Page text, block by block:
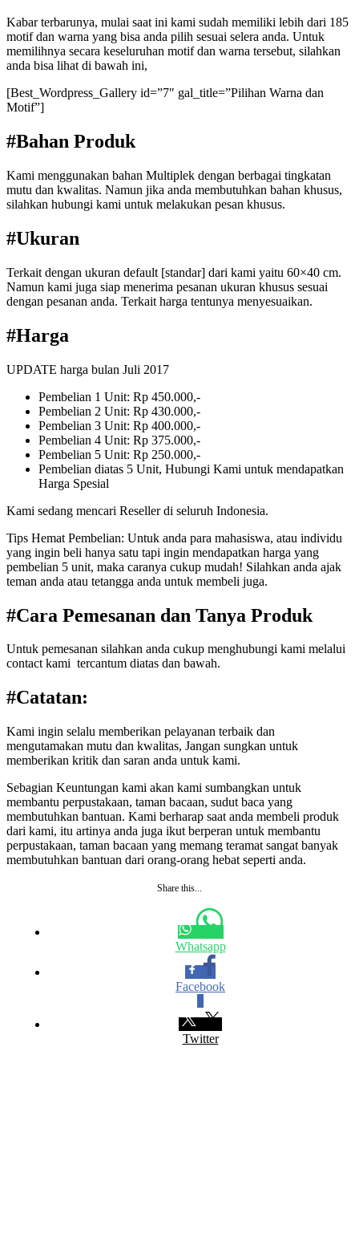
Kabar terbarunya, mulai saat ini kami sudah memiliki lebih dari 185
motif dan warna yang bisa anda pilih sesuai selera anda. Untuk
memilihnya secara keseluruhan motif dan warna tersebut, silahkan
anda bisa lihat di bawah ini,
[Best_Wordpress_Gallery id=”7″ gal_title=”Pilihan Warna dan
Motif”]
#Bahan Produk
Kami menggunakan bahan Multiplek dengan berbagai tingkatan
mutu dan kwalitas. Namun jika anda membutuhkan bahan khusus,
silahkan hubungi kami untuk melakukan pesan khusus.
#Ukuran
Terkait dengan ukuran default [standar] dari kami yaitu 60×40 cm.
Namun kami juga siap menerima pesanan ukuran khusus sesuai
dengan pesanan anda. Terkait harga tentunya menyesuaikan.
#Harga
UPDATE harga bulan Juli 2017
Pembelian 1 Unit: Rp 450.000,-
Pembelian 2 Unit: Rp 430.000,-
Pembelian 3 Unit: Rp 400.000,-
Pembelian 4 Unit: Rp 375.000,-
Pembelian 5 Unit: Rp 250.000,-
Pembelian diatas 5 Unit, Hubungi Kami untuk mendapatkan
Harga Spesial
Kami sedang mencari Reseller di seluruh Indonesia.
Tips Hemat Pembelian: Untuk anda para mahasiswa, atau individu
yang ingin beli hanya satu tapi ingin mendapatkan harga yang
pembelian 5 unit, maka caranya cukup mudah! Silahkan anda ajak
teman anda atau tetangga anda untuk membeli juga.
#Cara Pemesanan dan Tanya Produk
Untuk pemesanan silahkan anda cukup menghubungi kami melalui
contact kami tercantum diatas dan bawah.
#Catatan:
Kami ingin selalu memberikan pelayanan terbaik dan
mengutamakan mutu dan kwalitas, Jangan sungkan untuk
memberikan kritik dan saran anda untuk kami.
Sebagian Keuntungan kami akan kami sumbangkan untuk
membantu perpustakaan, taman bacaan, sudut baca yang
membutuhkan bantuan. Kami berharap saat anda membeli produk
dari kami, itu artinya anda juga ikut berperan untuk membantu
perpustakaan, taman bacaan yang memang teramat sangat banyak
membutuhkan bantuan dari orang-orang hebat seperti anda.
Share this...
Whatsapp
Facebook
Twitter